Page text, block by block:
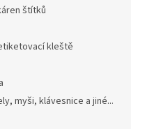
štítků
kleště
myši, klávesnice a jiné...